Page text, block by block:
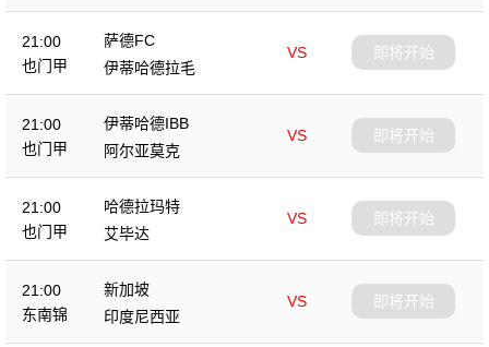
21:00
也门甲
萨德FC
VS
伊蒂哈德拉毛
即将开始
21:00
也门甲
伊蒂哈德IBB
VS
阿尔亚莫克
即将开始
21:00
也门甲
哈德拉玛特
VS
艾毕达
即将开始
21:00
东南锦
新加坡
VS
印度尼西亚
即将开始